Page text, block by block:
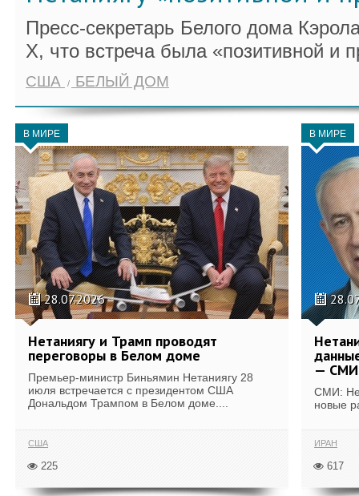
Пресс-секретарь Белого дома
X, что встреча была «позитивной и
США БЕЛЫЙ ДОМ
В МИРЕ
28.07.2026
Нетаниягу и Трамп проводят
переговоры в Белом доме
Премьер-министр Биньямин Нетаниягу 28
июля встречается с президентом США
Дональдом Трампом в Белом доме....
США
225
В МИРЕ
— СМИ
СМИ:
новые
ИРАН
617